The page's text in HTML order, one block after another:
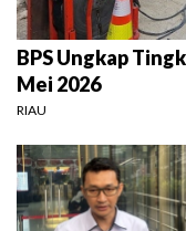
BPS Ungkap
Mei 2026
RIAU